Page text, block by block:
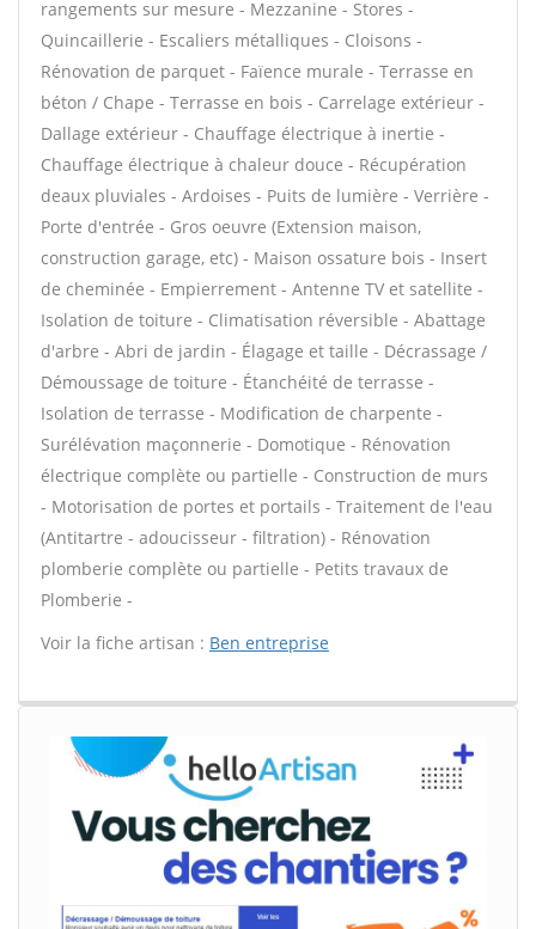
rangements sur mesure - Mezzanine - Stores -
Quincaillerie - Escaliers métalliques - Cloisons -
Rénovation de parquet - Faïence murale - Terrasse en
béton / Chape - Terrasse en bois - Carrelage extérieur -
Dallage extérieur - Chauffage électrique à inertie -
Chauffage électrique à chaleur douce - Récupération
deaux pluviales - Ardoises - Puits de lumière - Verrière -
Porte d'entrée - Gros oeuvre (Extension maison,
construction garage, etc) - Maison ossature bois - Insert
de cheminée - Empierrement - Antenne TV et satellite -
Isolation de toiture - Climatisation réversible - Abattage
d'arbre - Abri de jardin - Élagage et taille - Décrassage /
Démoussage de toiture - Étanchéité de terrasse -
Isolation de terrasse - Modification de charpente -
Surélévation maçonnerie - Domotique - Rénovation
électrique complète ou partielle - Construction de murs
- Motorisation de portes et portails - Traitement de l'eau
(Antitartre - adoucisseur - filtration) - Rénovation
plomberie complète ou partielle - Petits travaux de
Plomberie -
Voir la fiche artisan : Ben entreprise